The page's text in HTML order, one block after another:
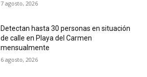
7 agosto, 2026
Detectan hasta 30 personas en situación
de calle en Playa del Carmen
mensualmente
6 agosto, 2026